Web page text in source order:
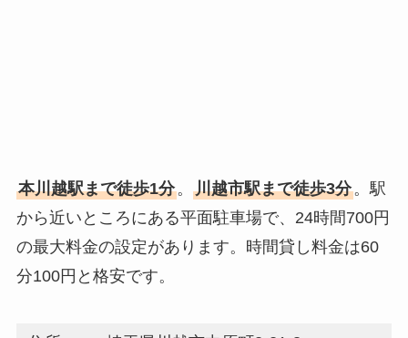
本川越駅まで徒歩1分。 川越市駅まで徒歩3分。駅
から近いところにある平面駐車場で、24時間700円
の最大料金の設定があります。時間貸し料金は60
分100円と格安です。